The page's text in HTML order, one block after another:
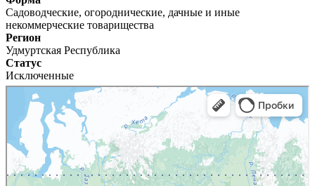
Садоводческие, огороднические, дачные и иные
некоммерческие товарищества
Регион
Удмуртская Республика
Статус
Исключенные